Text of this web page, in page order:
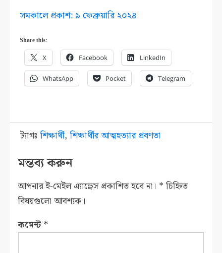
সমকালে প্রকাশ: ৯ ফেব্রুয়ারি ২০২৪
Share this:
X Facebook LinkedIn
WhatsApp Pocket Telegram
ট্যাগঃশিক্ষার্থী,শিক্ষার্থীর আত্মহত্যার প্রবণতা
মন্তব্য করুন
আপনার ই-মেইল এ্যাড্রেস প্রকাশিত হবে না। * চিহ্নিত
বিষয়গুলো আবশ্যক।
কমেন্ট *